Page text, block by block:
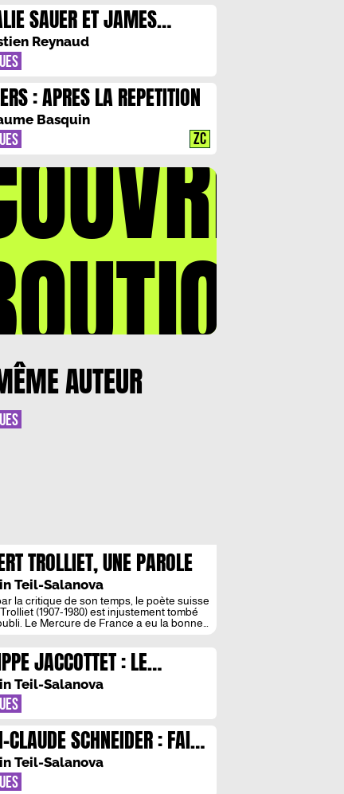
SAUER ET JAMES
: L’APPLICATION MARCEL
Reynaud
: APRES LA REPETITION
Basquin
ZC
AUTEUR
TROLLIET, UNE PAROLE
LE TEMPS
Teil-Salanova
la critique de son temps, le poète suisse
(1907-1980) est injustement tombé
Le Mercure de France a eu la bonne
à découvrir cette voix majeure de la
Il reste […]
JACCOTTET : LE
AMICAL DU POETE
Teil-Salanova
SCHNEIDER : FAIRE
LA LANGUE
Teil-Salanova